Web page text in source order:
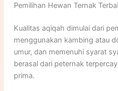
Pemilihan Hewan Ternak
Kualitas aqiqah dimulai dari
menggunakan kambing atau
umur, dan memenuhi syarat
berasal dari peternak
prima.